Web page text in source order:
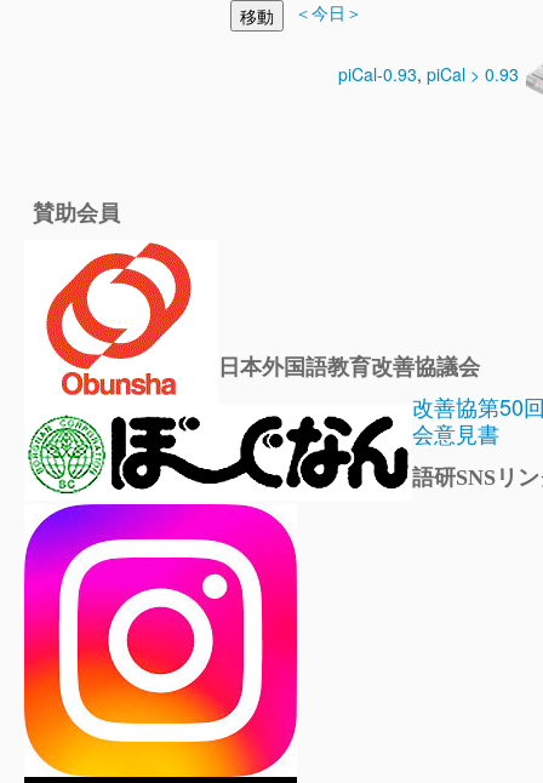
＜今日＞
piCal-0.93, piCal > 0.93
賛助会員
日本外国語教育改善協議会
改善協第50
会意見書
語研SNSリ